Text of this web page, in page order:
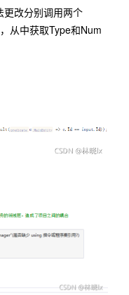
改分别调用两个
从中获取Type和Num